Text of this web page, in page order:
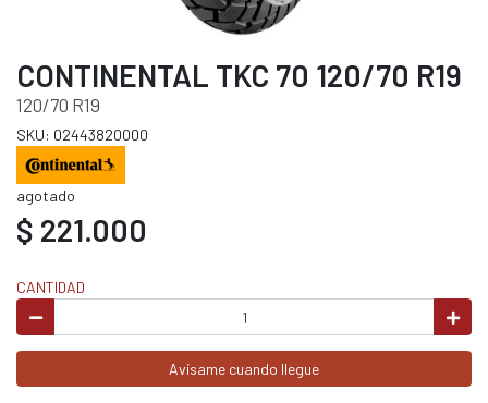
CONTINENTAL TKC 70 120/70 R19
120/70 R19
SKU: 02443820000
agotado
$ 221.000
CANTIDAD
Avísame cuando llegue